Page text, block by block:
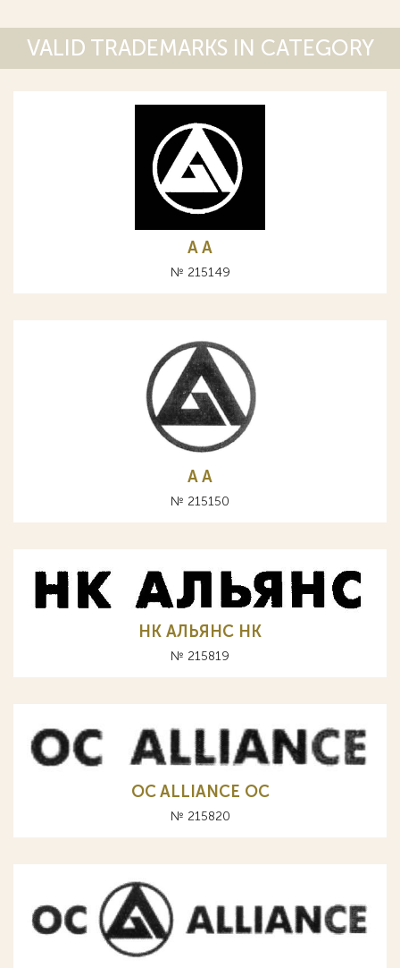
VALID TRADEMARKS IN CATEGORY
A А
№ 215149
A А
№ 215150
НК АЛЬЯНС HK
№ 215819
OC ALLIANCE ОС
№ 215820